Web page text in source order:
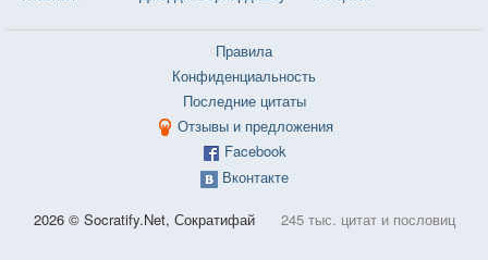
Правила
Конфиденциальность
Последние цитаты
Отзывы и предложения
Facebook
Вконтакте
2026 © Socratify.Net, Сократифай 245 тыс. цитат и пословиц